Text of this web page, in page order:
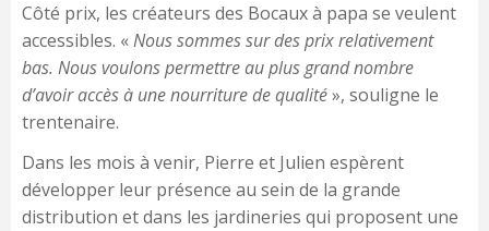
Côté prix, les créateurs des Bocaux à papa se veulent
accessibles. «Nous sommes sur des prix relativement
bas. Nous voulons permettre au plus grand nombre
d’avoir accès à une nourriture de qualité», souligne le
trentenaire.
Dans les mois à venir, Pierre et Julien espèrent
développer leur présence au sein de la grande
distribution et dans les jardineries qui proposent une